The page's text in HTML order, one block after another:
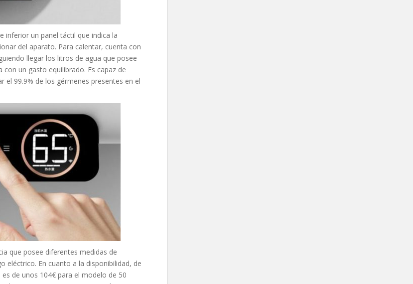
inferior un panel táctil que indica la
del aparato. Para calentar, cuenta con
llegar los litros de agua que posee
un gasto equilibrado. Es capaz de
el 99.9% de los gérmenes presentes en el
que posee diferentes medidas de
eléctrico. En cuanto a la disponibilidad, de
de unos 104€ para el modelo de 50